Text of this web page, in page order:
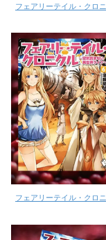
フェアリーテイル・クロ
フェアリーテイル・クロ